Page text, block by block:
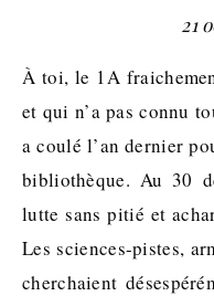
21
À toi, le 1A fraichement débarqué à Sciences Po Paris
et qui n’a pas connu
a coulé l’an dernier
bibliothèque. Au 30
lutte sans pitié et
Les sciences-pistes,
cherchaient